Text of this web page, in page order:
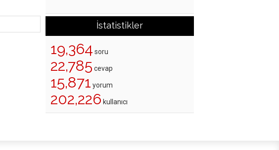
İstatistikler
19,364 soru
22,785 cevap
15,871 yorum
202,226 kullanıcı